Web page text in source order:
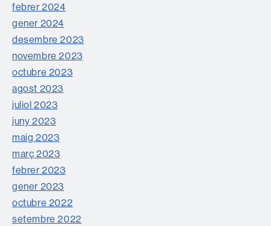
febrer 2024
gener 2024
desembre 2023
novembre 2023
octubre 2023
agost 2023
juliol 2023
juny 2023
maig 2023
març 2023
febrer 2023
gener 2023
octubre 2022
setembre 2022